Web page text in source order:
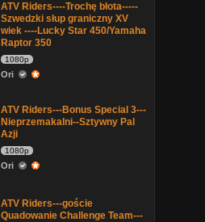
ATV Riders----Trochę błota-----
Szwedzki słup graniczny XV
wiek ----Lucky Star 450/Yamaha
Raptor 350
1080p
Ori
ATV Riders---Bonus Special 3---
Nieprzemakalni--Sztywny Pal
Azji
1080p
Ori
ATV Riders---goście
Quadowanie Challenge Team---